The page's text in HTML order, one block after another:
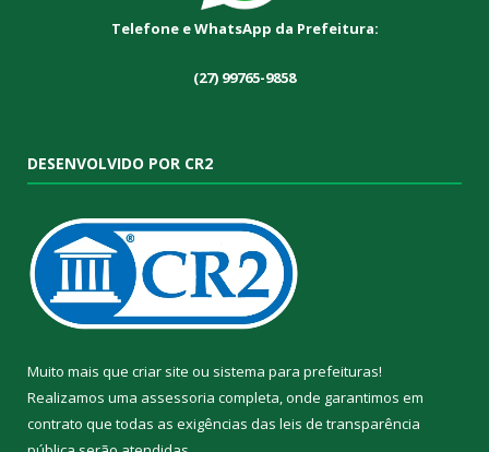
Telefone e WhatsApp da Prefeitura:
(27) 99765-9858
DESENVOLVIDO POR CR2
Muito mais que criar site ou sistema para prefeituras!
Realizamos uma assessoria completa, onde garantimos em
contrato que todas as exigências das leis de transparência